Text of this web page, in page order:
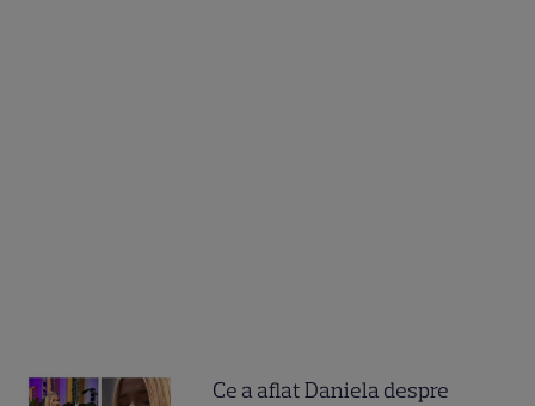
Ce a aflat Daniela despre